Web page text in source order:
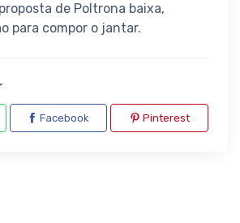
de Poltrona baixa,
para compor o jantar.
Facebook Pinterest